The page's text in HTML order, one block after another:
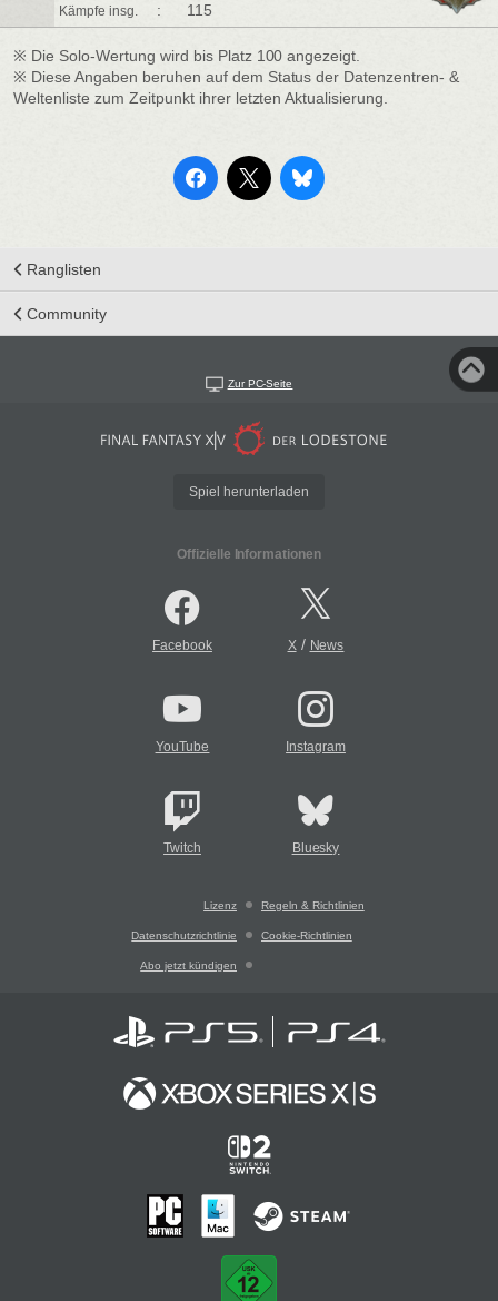
Kämpfe insg.
: 115
※ Die Solo-Wertung wird bis Platz 100 angezeigt.
※ Diese Angaben beruhen auf dem Status der Datenzentren- &
Weltenliste zum Zeitpunkt ihrer letzten Aktualisierung.
Ranglisten
Community
Zur PC-Seite
Spiel herunterladen
Offizielle Informationen
Facebook X/ News
YouTube Instagram
Twitch Bluesky
Lizenz Regeln & Richtlinien
Datenschutzrichtlinie Cookie-Richtlinien
Abo jetzt kündigen